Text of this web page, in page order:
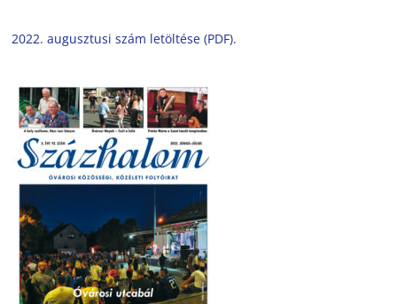
2022. augusztusi szám letöltése (PDF).